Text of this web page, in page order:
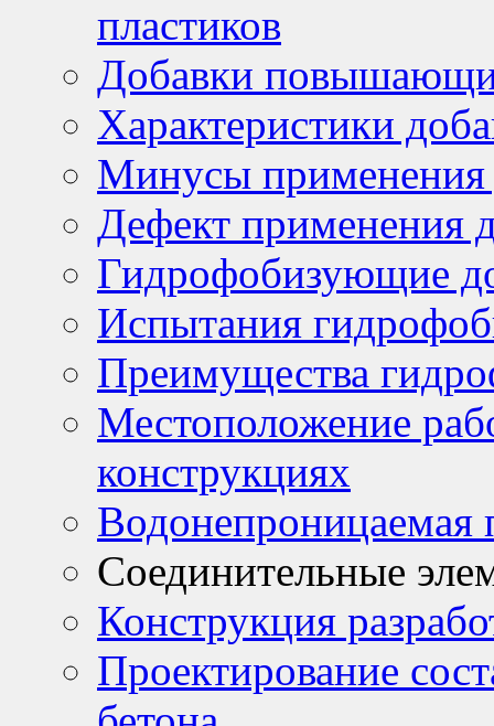
пластиков
Добавки
Характеристики
Минусы применения
Дефект применения
Гидрофобизующие
Испытания
Преимущества
Местоположение
конструкциях
Водонепроницаемая
Соединительные
Конструкция
Проектирование